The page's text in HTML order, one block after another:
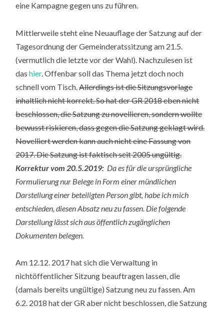
eine Kampagne gegen uns zu führen.
Mittlerweile steht eine Neuauflage der Satzung auf der
Tagesordnung der Gemeinderatssitzung am 21.5.
(vermutlich die letzte vor der Wahl). Nachzulesen ist
dashier. Offenbar soll das Thema jetzt doch noch
schnell vom Tisch.Allerdings ist die Sitzungsvorlage
inhaltlich nicht korrekt. So hat der GR 2018 eben nicht
beschlossen, die Satzung zu novellieren, sondern wollte
bewusst riskieren, dass gegen die Satzung geklagt wird.
Novelliert werden kann auch nicht eine Fassung von
2017. Die Satzung ist faktisch seit 2005 ungültig.
Korrektur vom 20.5.2019: Da es für die ursprüngliche
Formulierung nur Belege in Form einer mündlichen
Darstellung einer beteiligten Person gibt, habe ich mich
entschieden, diesen Absatz neu zu fassen. Die folgende
Darstellung lässt sich aus öffentlich zugänglichen
Dokumenten belegen.
Am 12.12. 2017 hat sich die Verwaltung in
nichtöffentlicher Sitzung beauftragen lassen, die
(damals bereits ungültige) Satzung neu zu fassen. Am
6.2. 2018 hat der GR aber nicht beschlossen, die Satzung